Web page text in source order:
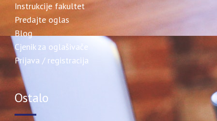
Instrukcije fakultet
Predajte oglas
Blog
Cjenik za oglašivače
Prijava / registracija
Ostalo